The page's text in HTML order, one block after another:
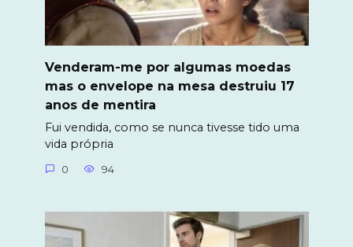
Venderam-me por algumas moedas
mas o envelope na mesa destruiu 17
anos de mentira
Fui vendida, como se nunca tivesse tido uma
vida própria
0 94